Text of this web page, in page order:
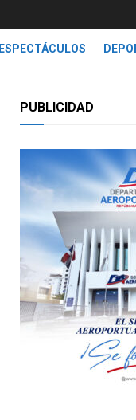
ESPECTÁCULOS
PUBLICIDAD